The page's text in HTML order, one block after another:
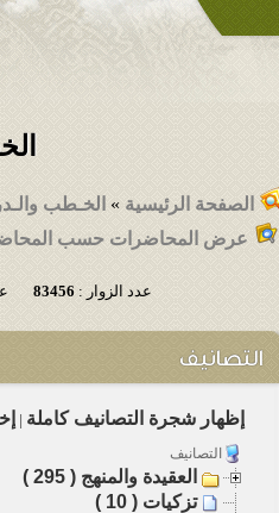
الصفحة الرئيسية » الخـطب
عرض المحاضرات حسب
عدد الزوار :83456
التصانيف
إظهار شجرة التصانيف كاملة |
التصانيف
العقيدة والمنهج ( 295 )
تزكيات ( 10 )